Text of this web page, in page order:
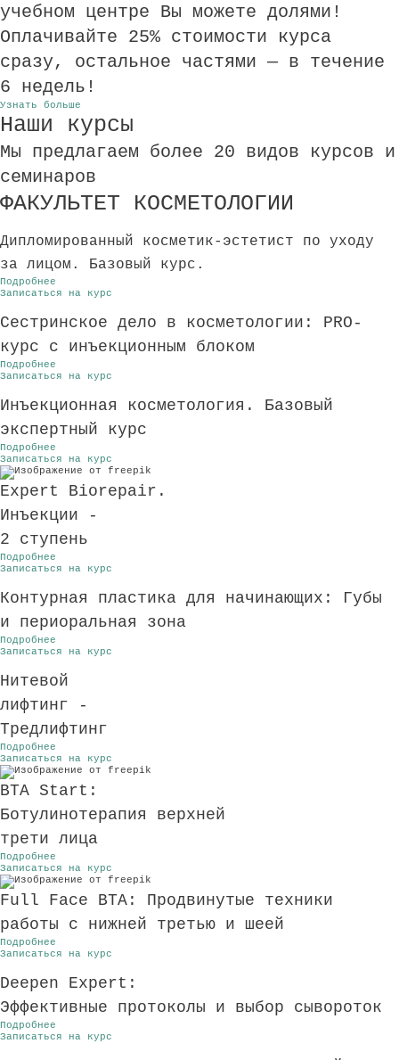
учебном центре Вы можете долями!
Оплачивайте 25% стоимости курса
сразу, остальное частями — в течение
6 недель!
Узнать больше
Наши курсы
Мы предлагаем более 20 видов курсов и
семинаров
ФАКУЛЬТЕТ КОСМЕТОЛОГИИ
Дипломированный косметик-эстетист по уходу
за лицом. Базовый курс.
Подробнее
Записаться на курс
Сестринское дело в косметологии: PRO-
курс с инъекционным блоком
Подробнее
Записаться на курс
Инъекционная косметология. Базовый
экспертный курс
Подробнее
Записаться на курс
Expert Biorepair.
Инъекции -
2 ступень
Подробнее
Записаться на курс
Контурная пластика для начинающих: Губы
и периоральная зона
Подробнее
Записаться на курс
Нитевой
лифтинг -
Тредлифтинг
Подробнее
Записаться на курс
BTA Start:
Ботулинотерапия верхней
трети лица
Подробнее
Записаться на курс
Full Face BTA: Продвинутые техники
работы с нижней третью и шеей
Подробнее
Записаться на курс
Deepen Expert:
Эффективные протоколы и выбор сывороток
Подробнее
Записаться на курс